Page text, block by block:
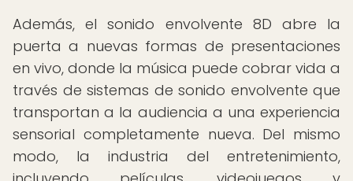
Además, el sonido envolvente 8D abre la
puerta a nuevas formas de presentaciones
en vivo, donde la música puede cobrar vida a
través de sistemas de sonido envolvente que
transportan a la audiencia a una experiencia
sensorial completamente nueva. Del mismo
modo, la industria del entretenimiento,